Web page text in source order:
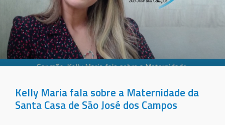
Kelly Maria fala sobre a Maternidade da
Santa Casa de São José dos Campos